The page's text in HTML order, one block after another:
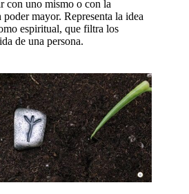
con uno mismo o con la
mayor. Representa la idea
espiritual, que filtra los
de una persona.